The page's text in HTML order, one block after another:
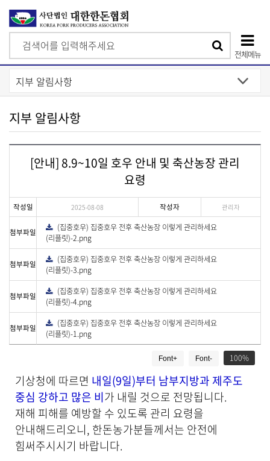
색
전체메뉴
상
단
모
바
일
지부 알림사항
상
세
보
제
[안내] 8.9~10일 호우 안내 및 축산농장 관리
요령
작성일 2025-08-08 작성자 관리자
첨부파일
다
운
로
드
(집중호우) 집중호우 전후 축산농장 이렇게 관리하세요
(리플릿)-2.png
첨부파일
다
운
로
드
(집중호우) 집중호우 전후 축산농장 이렇게 관리하세요
(리플릿)-3.png
첨부파일
다
운
로
드
(집중호우) 집중호우 전후 축산농장 이렇게 관리하세요
(리플릿)-4.png
첨부파일
다
운
로
드
(집중호우) 집중호우 전후 축산농장 이렇게 관리하세요
(리플릿)-1.png
100
Font+ Font-
기상청에 따르면 내일(9일)부터 남부지방과 제주도
중심 강하고 많은 비가 내릴 것으로 전망됩니다.
재해 피해를 예방할 수 있도록 관리 요령을
안내해드리오니, 한돈농가분들께서는 안전에
힘써주시시기 바랍니다.